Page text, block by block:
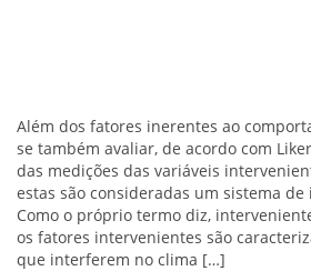
Além dos fatores inerentes ao
se também avaliar, de acordo com
das medições das variáveis
estas são consideradas um sistema
Como o próprio termo diz,
os fatores intervenientes são
que interferem no clima […]